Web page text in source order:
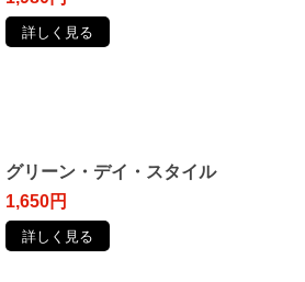
詳しく見る
グリーン・デイ・スタイル
1,650円
詳しく見る